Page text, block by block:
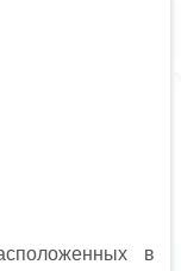
в